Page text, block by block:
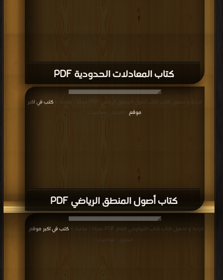
كتاب المعادلات الحدودية PDF
كتاب أصول المنطق الرياضي PDF
قراءة و تحميل كتاب كتاب أصول المنطق الرياضي PDF مجانا | مكتبة >
كتب في اكبر
موقع
| التحميل : مرة/مرات
قراءة و تحميل كتاب كتاب التبولوجي العام PDF مجانا | مكتبة > كتب في اكبر موقع
التحميل : مرة/مرات